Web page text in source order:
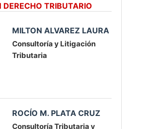
DERECHO TRIBUTARIO
MILTON ALVAREZ LAURA
Consultoría y Litigación
Tributaria
ROCÍO M. PLATA CRUZ
Consultoría Tributaria y